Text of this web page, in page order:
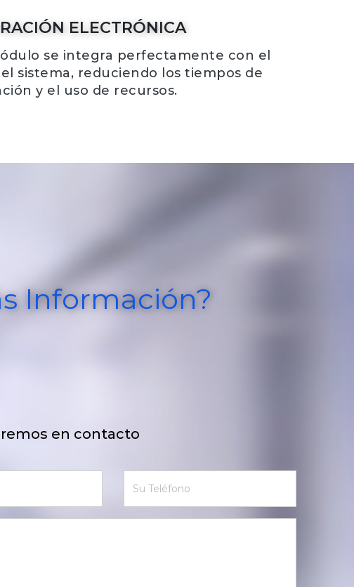
ELECTRÓNICA
se integra perfectamente con el
sistema, reduciendo los tiempos de
y el uso de recursos.
Información?
en contacto